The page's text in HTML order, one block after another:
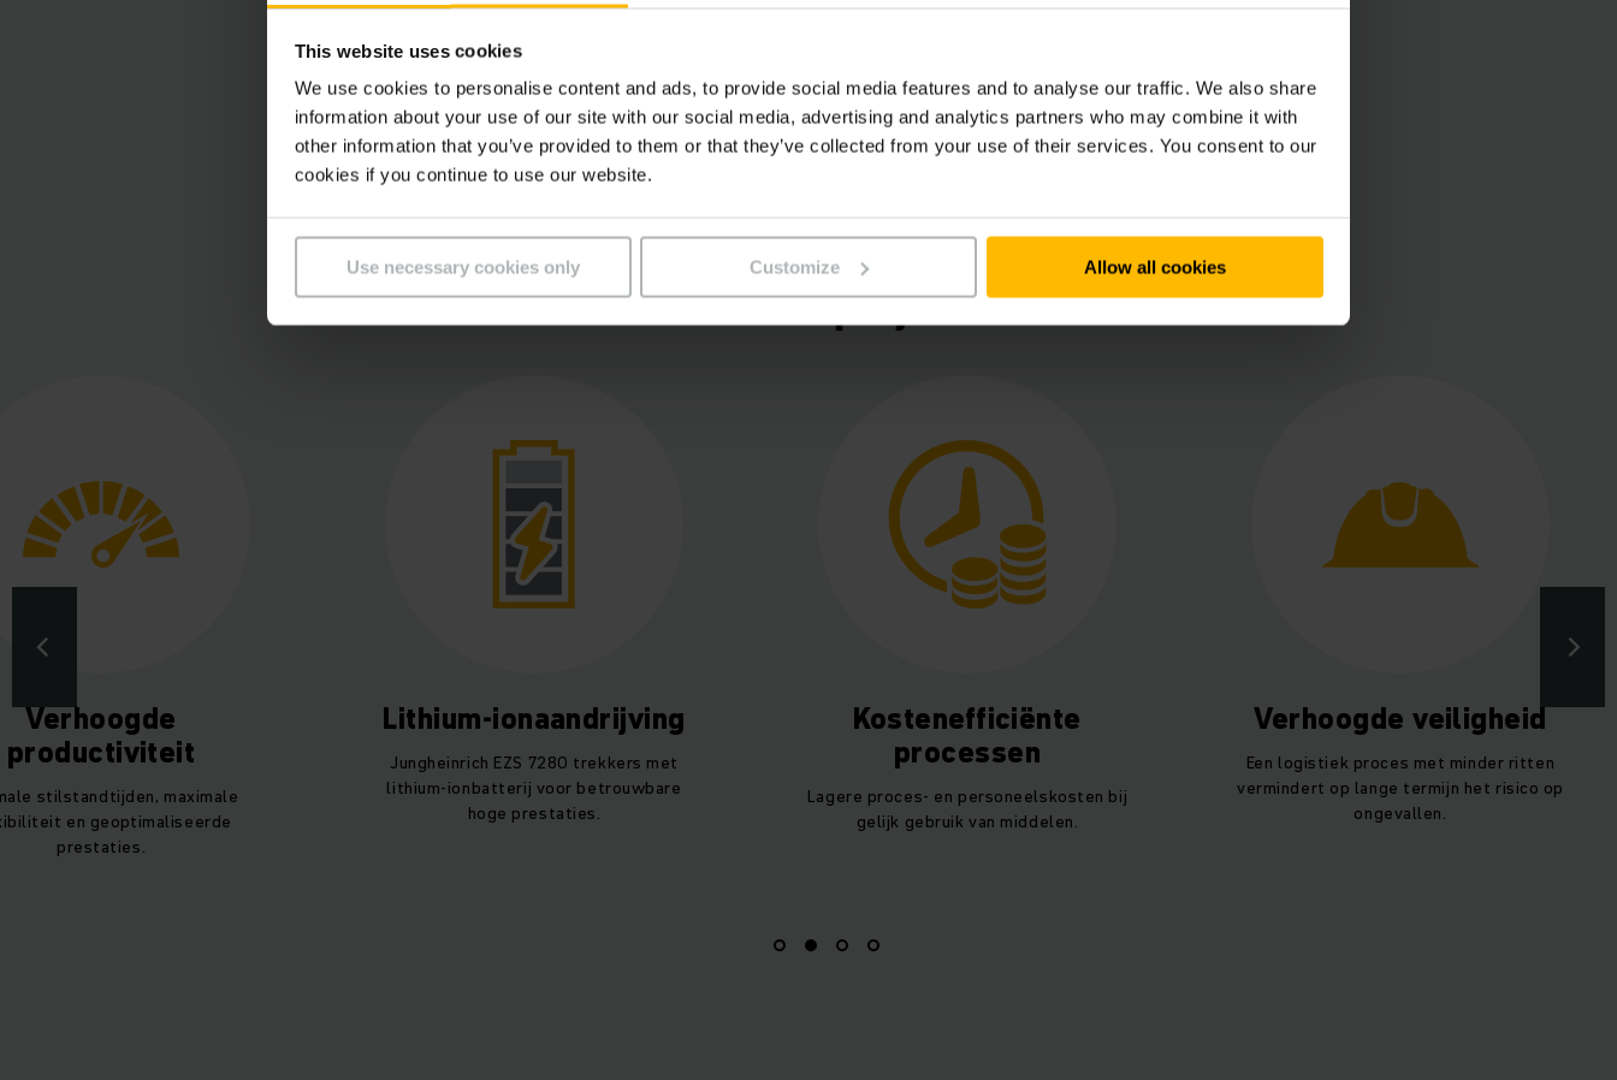
This website uses cookies
We use cookies to personalise content and ads, to provide social media features and to analyse our traffic. We also share
information about your use of our site with our social media, advertising and analytics partners who may combine it with
other information that you’ve provided to them or that they’ve collected from your use of their services. You consent to our
cookies if you continue to use our website.
Use necessary cookies only Customize Allow all cookies
Vermijden van een toename van het aantal transportbewegingen
Minder ritten betekent minder ongevallen en lagere energiekosten
Enorme toename van de leveringsfrequentie door het gebruik van de Jungheinrich-trekkers
De lokale service van Jungheinrich overtuigt met korte responstijden en de hoogste
servicekwaliteit
Overzicht project
Verhoogde
productiviteit
stilstandtijden, maximale
en geoptimaliseerde
prestaties.
Lithium-ionaandrijving
Jungheinrich EZS 7280 trekkers met
lithium-ionbatterij voor betrouwbare
hoge prestaties.
Kostenefficiënte
processen
Lagere proces- en personeelskosten bij
gelijk gebruik van middelen.
Verhoogde veiligheid
Een logistiek proces met minder ritten
vermindert op lange termijn het risico op
ongevallen.